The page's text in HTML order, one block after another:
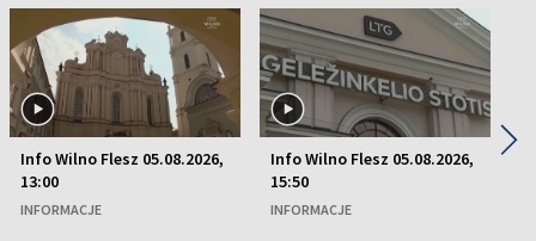
Info Wilno Flesz 05.08.2026,
13:00
INFORMACJE
Info Wilno Flesz 05.08.2026,
15:50
INFORMACJE
▶